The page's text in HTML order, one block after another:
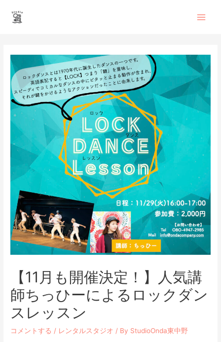
【11月も開催決定！】人気講
師ちっひーによるロックダン
スレッスン
コメントする / レンタルスタジオ / By StudioOnda東中野
ビ
ゲ
ー
シ